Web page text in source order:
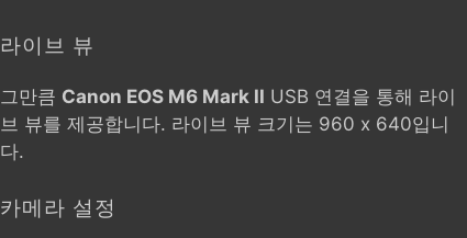
라이브 뷰
그만큼 Canon EOS M6 Mark II USB 연결을 통해 라이
브 뷰를 제공합니다. 라이브 뷰 크기는 960 x 640입니
다.
카메라 설정